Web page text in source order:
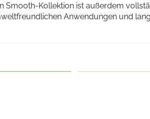
Smooth-Kollektion ist außerdem
Anwendungen und